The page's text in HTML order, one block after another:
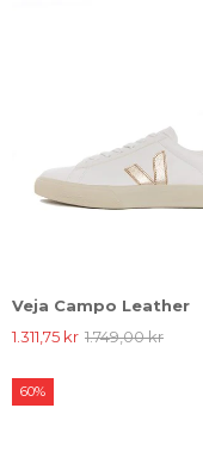
Veja Campo Leather
1.311,75 kr 1.749,00 kr
60%